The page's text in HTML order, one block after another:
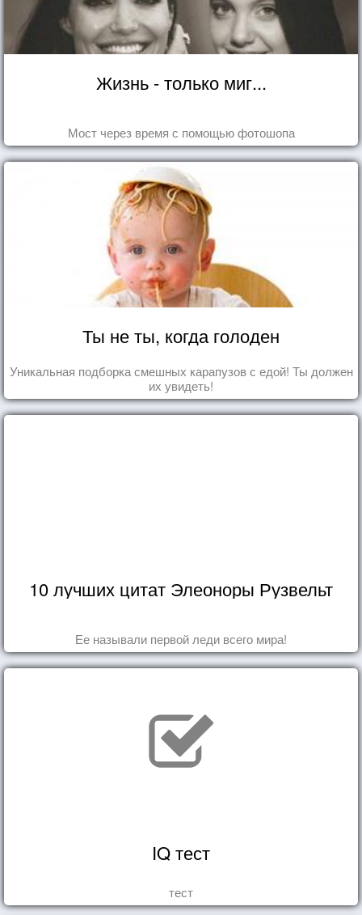
Жизнь - только миг...
Мост через время с помощью фотошопа
Ты не ты, когда голоден
Уникальная подборка смешных карапузов с едой! Ты должен
их увидеть!
10 лучших цитат Элеоноры Рузвельт
Ее называли первой леди всего мира!
IQ тест
тест